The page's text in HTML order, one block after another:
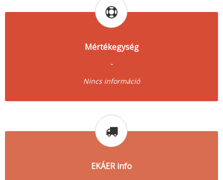
Mértékegység
-
Nincs információ
EKÁER info